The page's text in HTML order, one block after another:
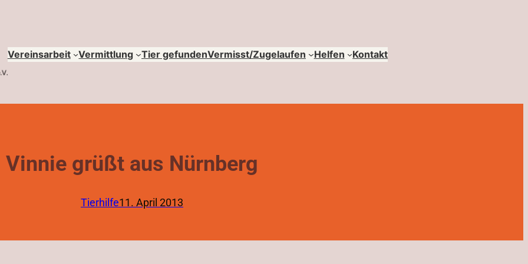
Vereinsarbeit Vermittlung Tier gefundenVermisst/Zugelaufen Helfen Kontakt
Vinnie grüßt aus Nürnberg
Tierhilfe11. April 2013